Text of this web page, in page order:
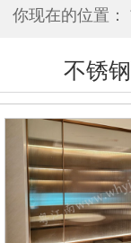
你现在的位置：
不锈